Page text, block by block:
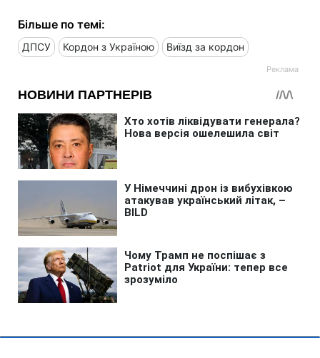
Більше по темі:
ДПСУ Кордон з Україною Виїзд за кордон